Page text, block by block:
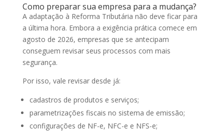
Como preparar sua empresa para a mudança?
A adaptação à Reforma Tributária não deve ficar para
a última hora. Embora a exigência prática comece em
agosto de 2026, empresas que se antecipam
conseguem revisar seus processos com mais
segurança.
Por isso, vale revisar desde já:
cadastros de produtos e serviços;
parametrizações fiscais no sistema de emissão;
configurações de NF-e, NFC-e e NFS-e;